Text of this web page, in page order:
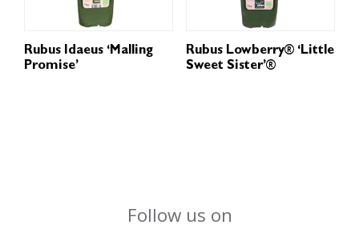
Rubus Idaeus ‘Malling
Promise’
Rubus Lowberry® ‘Little
Sweet Sister’®
Follow us on